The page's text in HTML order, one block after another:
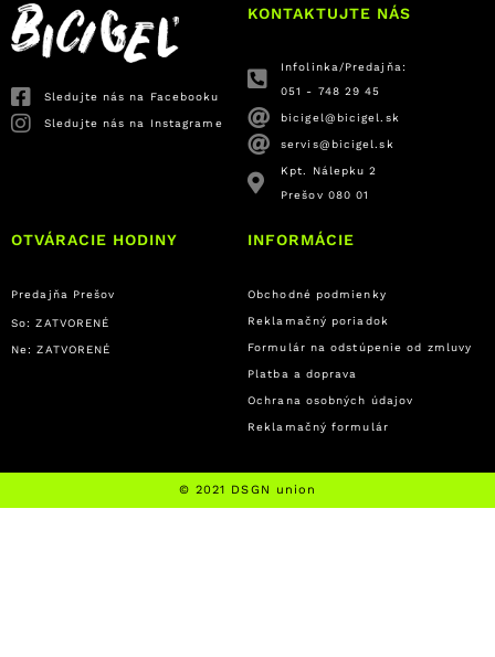
Sledujte nás na Facebooku
Sledujte nás na Instagrame
KONTAKTUJTE NÁS
Infolinka/Predajňa:
051 - 748 29 45
bicigel@bicigel.sk
servis@bicigel.sk
Kpt. Nálepku 2
Prešov 080 01
OTVÁRACIE HODINY
Predajňa Prešov
So: ZATVORENÉ
Ne: ZATVORENÉ
INFORMÁCIE
Obchodné podmienky
Reklamačný poriadok
Formulár na odstúpenie od zmluvy
Platba a doprava
Ochrana osobných údajov
Reklamačný formulár
© 2021 DSGN union